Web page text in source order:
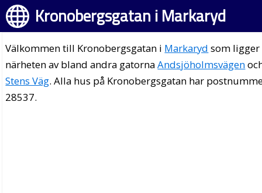
Kronobergsgatan i Markaryd
Välkommen till Kronobergsgatan i Markaryd som
närheten av bland andra gatornaAndsjöholmsvägen
Stens Väg. Alla hus på Kronobergsgatan har
28537.